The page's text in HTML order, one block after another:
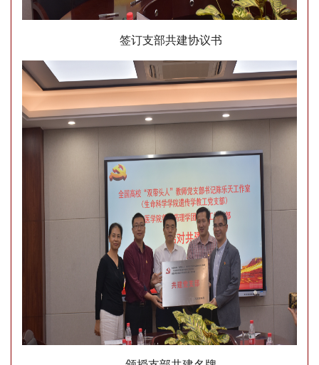
签订支部共建协议书